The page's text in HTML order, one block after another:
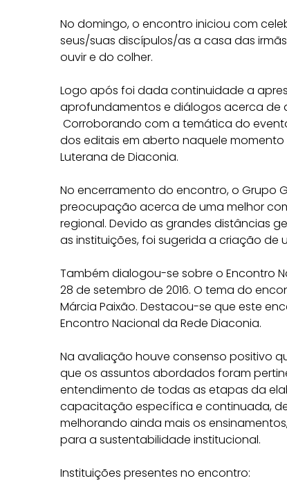
No domingo, o encontro iniciou com
seus/suas discípulos/as a casa das
ouvir e do colher.
Logo após foi dada continuidade a
aprofundamentos e diálogos acerca de
Corroborando com a temática do
dos editais em aberto naquele momento
Luterana de Diaconia.
No encerramento do encontro, o Grupo
preocupação acerca de uma melhor
regional. Devido as grandes distâncias
as instituições, foi sugerida a criação de
Também dialogou-se sobre o Encontro
28 de setembro de 2016. O tema do
Márcia Paixão. Destacou-se que este
Encontro Nacional da Rede Diaconia.
Na avaliação houve consenso positivo
que os assuntos abordados foram
entendimento de todas as etapas da
capacitação específica e continuada,
melhorando ainda mais os
para a sustentabilidade institucional.
Instituições presentes no encontro: